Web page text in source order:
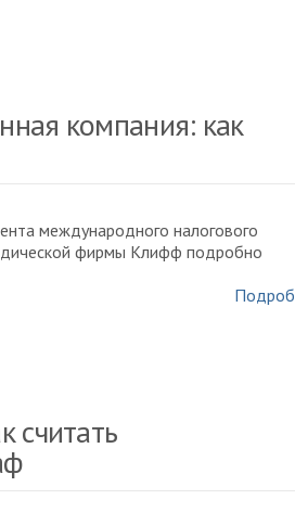
компания: как
международного налогового
фирмы Клифф подробно
считать